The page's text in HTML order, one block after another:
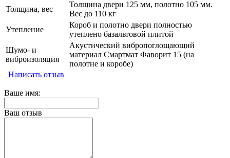
Толщина, вес
Толщина двери 125 мм, полотно 105 мм.
Вес до 110 кг
Утепление
Короб и полотно двери полностью
утеплено базальтовой плитой
Шумо- и
виброизоляция
Акустический вибропоглощающий
материал Смартмат Фаворит 15 (на
полотне и коробе)
Написать отзыв
Ваше имя:
Ваш отзыв